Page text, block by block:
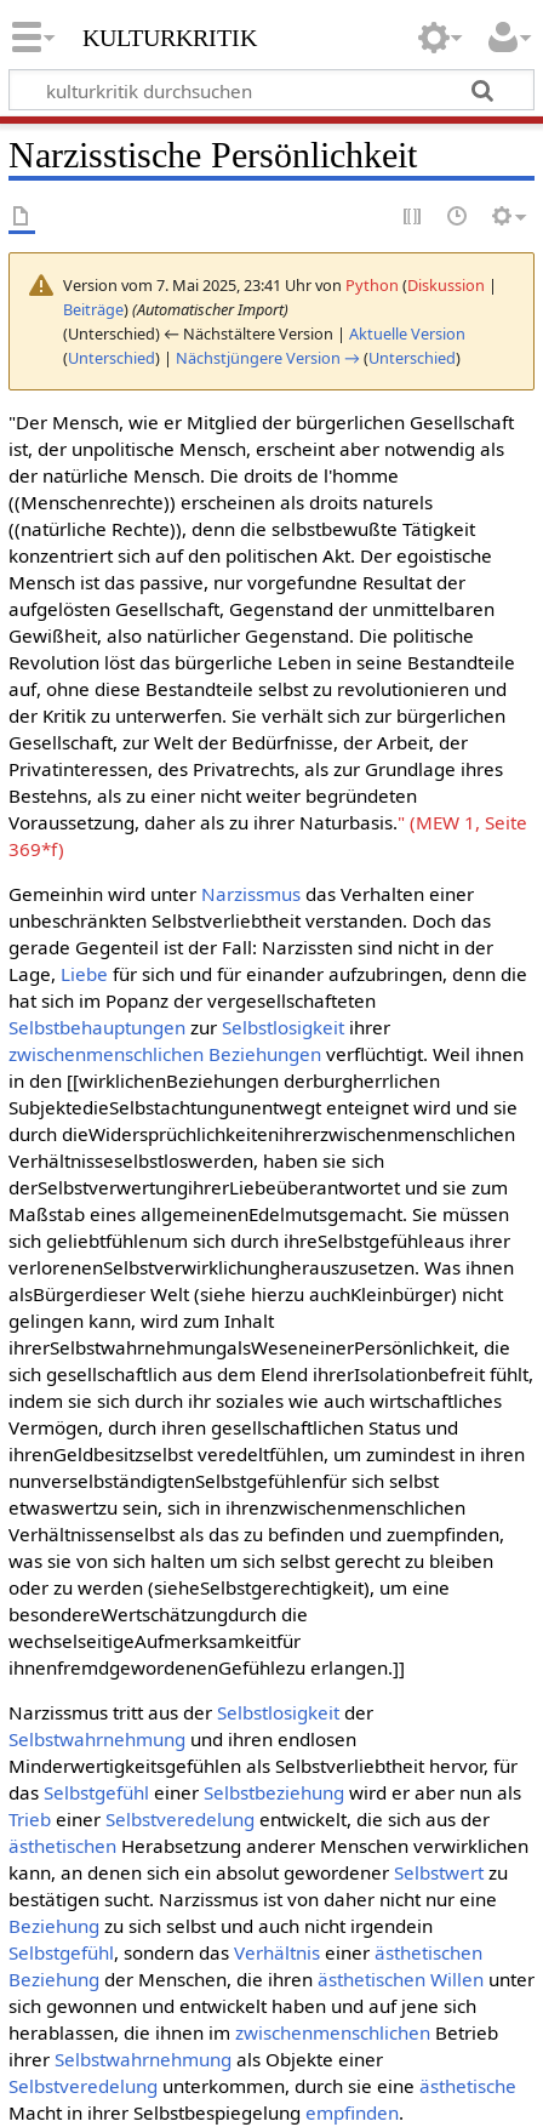
kulturkritik
Narzisstische Persönlichkeit
Version vom 7. Mai 2025, 23:41 Uhr von Python (Diskussion |
Beiträge)(Automatischer Import)
(Unterschied) ← Nächstältere Version | Aktuelle Version
(Unterschied) | Nächstjüngere Version → (Unterschied)
"Der Mensch, wie er Mitglied der bürgerlichen Gesellschaft
ist, der unpolitische Mensch, erscheint aber notwendig als
der natürliche Mensch. Die droits de l'homme
((Menschenrechte)) erscheinen als droits naturels
((natürliche Rechte)), denn die selbstbewußte Tätigkeit
konzentriert sich auf den politischen Akt. Der egoistische
Mensch ist das passive, nur vorgefundne Resultat der
aufgelösten Gesellschaft, Gegenstand der unmittelbaren
Gewißheit, also natürlicher Gegenstand. Die politische
Revolution löst das bürgerliche Leben in seine Bestandteile
auf, ohne diese Bestandteile selbst zu revolutionieren und
der Kritik zu unterwerfen. Sie verhält sich zur bürgerlichen
Gesellschaft, zur Welt der Bedürfnisse, der Arbeit, der
Privatinteressen, des Privatrechts, als zur Grundlage ihres
Bestehns, als zu einer nicht weiter begründeten
Voraussetzung, daher als zu ihrer Naturbasis." (MEW 1, Seite
369*f)
Gemeinhin wird unter Narzissmusdas Verhalten einer
unbeschränkten Selbstverliebtheit verstanden. Doch das
gerade Gegenteil ist der Fall: Narzissten sind nicht in der
Lage, Liebe für sich und für einander aufzubringen, denn die
hat sich im Popanz der vergesellschafteten
Selbstbehauptungenzur Selbstlosigkeitihrer
zwischenmenschlichen Beziehungenverflüchtigt. Weil ihnen
in den [[wirklichenBeziehungen derburgherrlichen
SubjektedieSelbstachtungunentwegt enteignet wird und sie
durch dieWidersprüchlichkeitenihrerzwischenmenschlichen
Verhältnisseselbstloswerden, haben sie sich
derSelbstverwertungihrerLiebeüberantwortet und sie zum
Maßstab eines allgemeinenEdelmutsgemacht. Sie müssen
sich geliebtfühlenum sich durch ihreSelbstgefühleaus ihrer
verlorenenSelbstverwirklichungherauszusetzen. Was ihnen
alsBürgerdieser Welt (siehe hierzu auchKleinbürger) nicht
gelingen kann, wird zum Inhalt
ihrerSelbstwahrnehmungalsWeseneinerPersönlichkeit, die
sich gesellschaftlich aus dem Elend ihrerIsolationbefreit fühlt,
indem sie sich durch ihr soziales wie auch wirtschaftliches
Vermögen, durch ihren gesellschaftlichen Status und
ihrenGeldbesitzselbst veredeltfühlen, um zumindest in ihren
nunverselbständigtenSelbstgefühlenfür sich selbst
etwaswertzu sein, sich in ihrenzwischenmenschlichen
Verhältnissenselbst als das zu befinden und zuempfinden,
was sie von sich halten um sich selbst gerecht zu bleiben
oder zu werden (sieheSelbstgerechtigkeit), um eine
besondereWertschätzungdurch die
wechselseitigeAufmerksamkeitfür
ihnenfremdgewordenenGefühlezu erlangen.]]
Narzissmus tritt aus der Selbstlosigkeitder
Selbstwahrnehmung und ihren endlosen
Minderwertigkeitsgefühlen als Selbstverliebtheit hervor, für
das Selbstgefühl einer Selbstbeziehung wird er aber nun als
Triebeiner Selbstveredelung entwickelt, die sich aus der
ästhetischenHerabsetzung anderer Menschen verwirklichen
kann, an denen sich ein absolut gewordener Selbstwertzu
bestätigen sucht. Narzissmus ist von daher nicht nur eine
Beziehung zu sich selbst und auch nicht irgendein
Selbstgefühl, sondern das Verhältniseiner ästhetischen
Beziehung der Menschen, die ihren ästhetischen Willenunter
sich gewonnen und entwickelt haben und auf jene sich
herablassen, die ihnen im zwischenmenschlichenBetrieb
ihrer Selbstwahrnehmung als Objekte einer
Selbstveredelung unterkommen, durch sie eine ästhetische
Macht in ihrer Selbstbespiegelung empfinden.